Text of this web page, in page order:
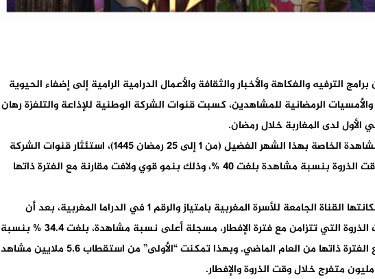
الترفيه والفكاهة والأخبار والثقافة والأعمال الدرامية الرامية إلى إضفاء الحيوية
الرمضانية للمشاهدين، كسبت قنوات الشركة الوطنية للإذاعة والتلفزة رهان
الأول لدى المغاربة خلال رمضان.
ويأتي ذلك بعدما أبرزت نسب المشاهدة الخاصة بهذا الشهر الفضيل (من 1 إلى 25 رمضان 1445)، استئثار قنوات الشركة
الوطنية للإذاعة والتلفزة خلال وقت الذروة بنسبة مشاهدة بلغت 40 %، وذلك بنمو قوي ولافت مقارنة مع الفترة ذاتها
وفي هذا الإطار كرست “الأولى” مكانتها القناة الجامعة للأسرة المغربية بامتياز والرقم 1 في الدراما المغربية، بعد أن
تصدرت نسب المشاهدة في وقت الذروة التي تتزامن مع فترة الإفطار، مسجلة أعلى نسبة مشاهدة، بلغت 34.4 % بنسبة
نمو قوي بلغت 35.4 % مقارنة مع الفترة ذاتها من العام الماضي. وبهذا تمكنت “الأولى” من استقطاب 5.6 ملايين مشاهد